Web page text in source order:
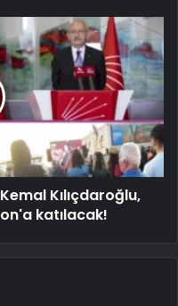
Kılıçdaroğlu,
katılacak!